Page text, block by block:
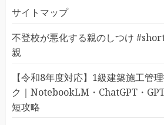
サイトマップ
不登校が悪化する親のしつけ
親
【令和8年度対応】1級建築施工管
ク｜NotebookLM・ChatGPT・
短攻略